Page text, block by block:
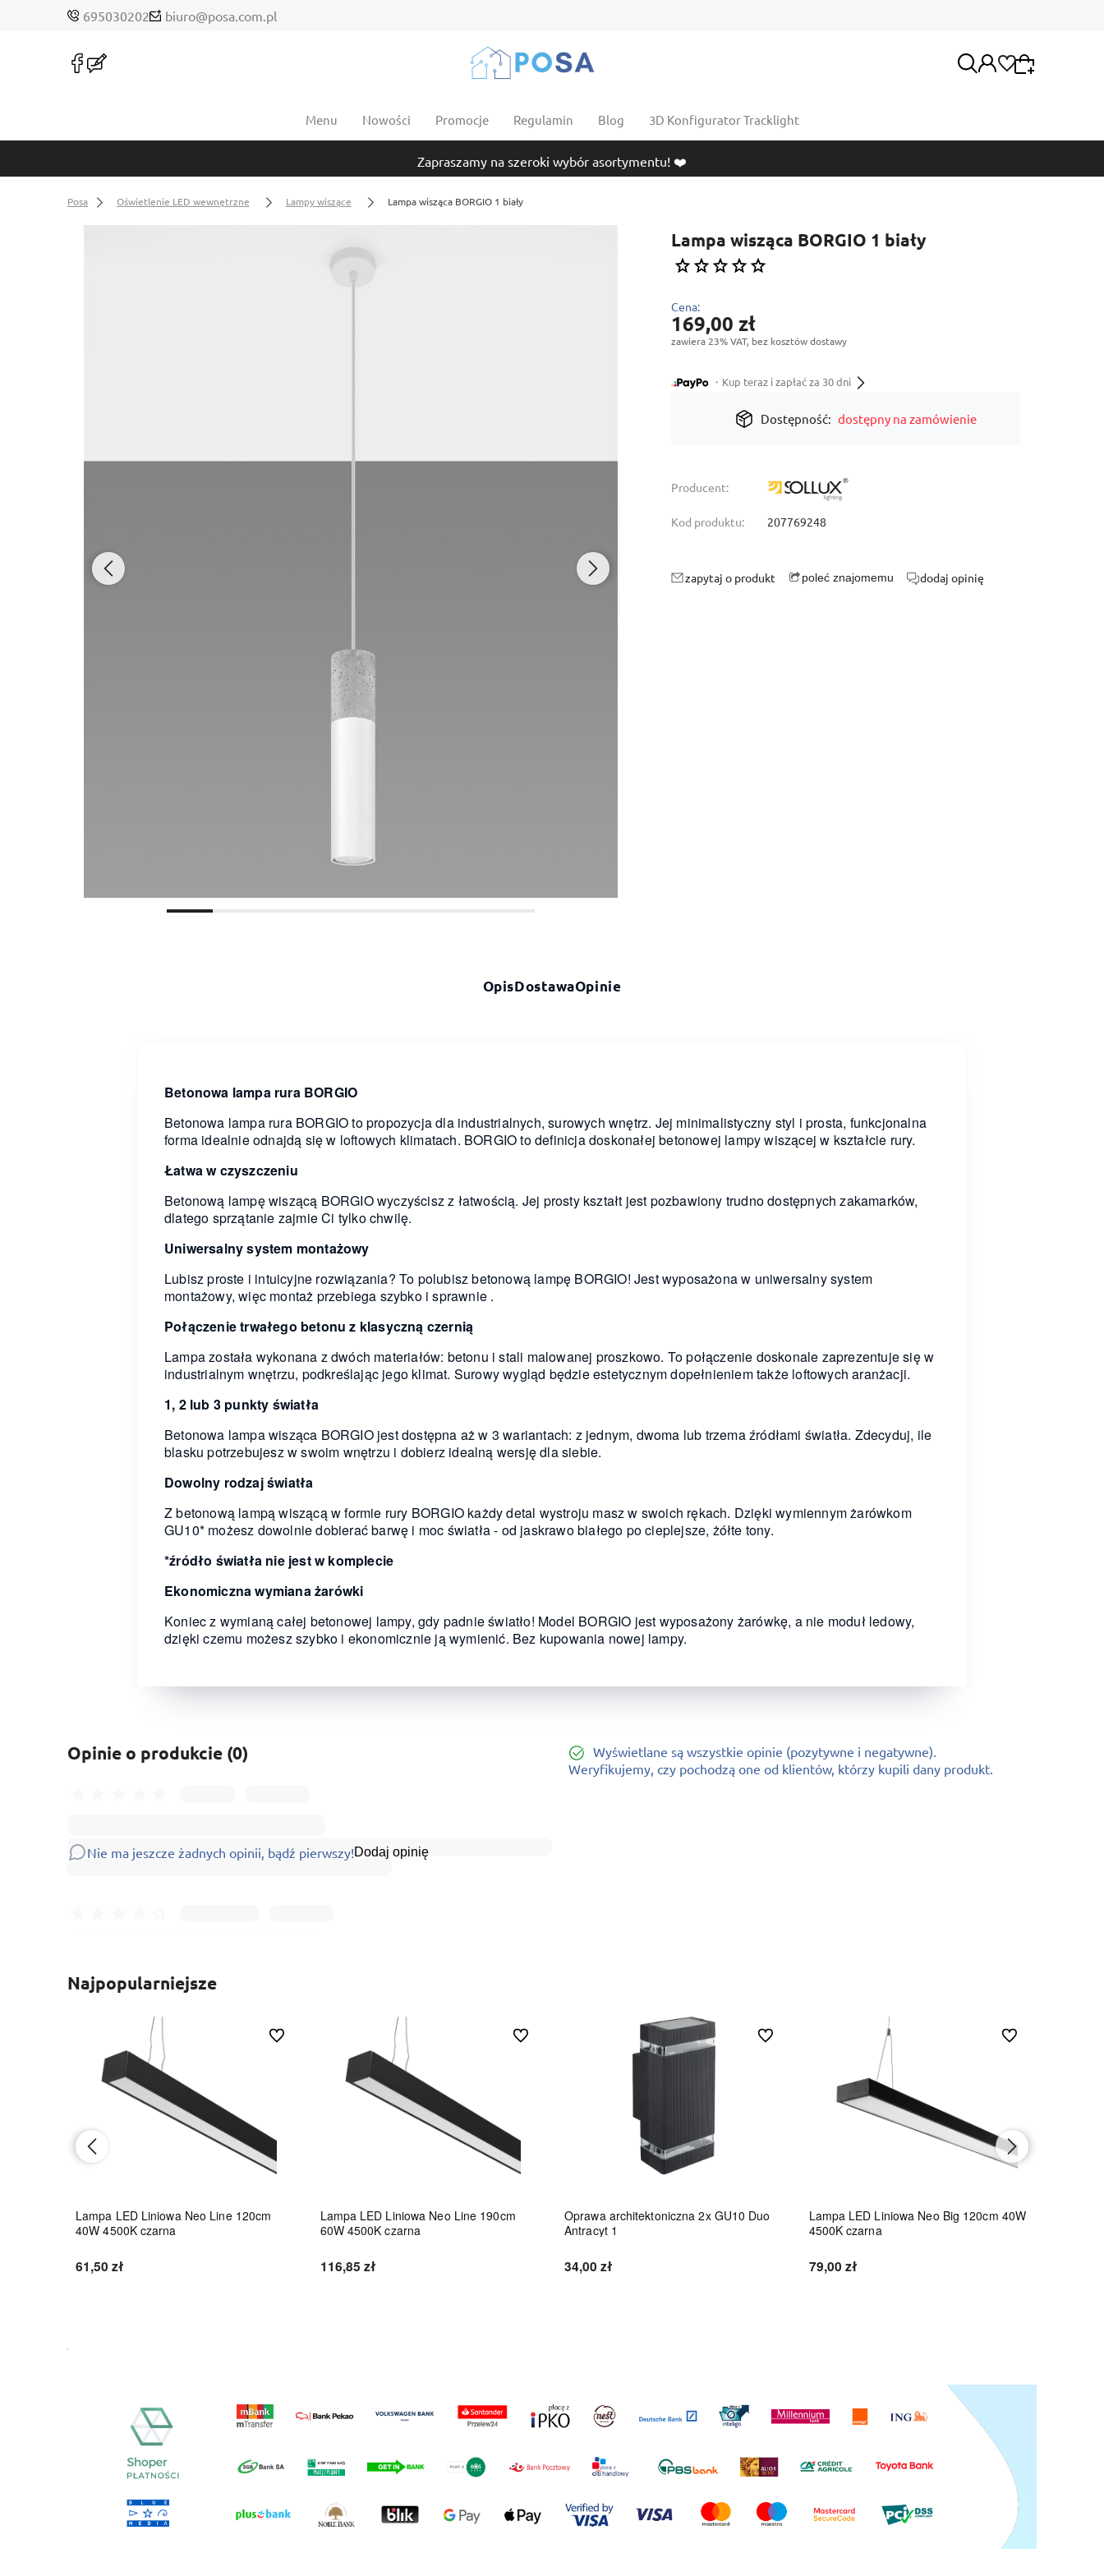
695030202 biuro@posa.com.pl
Menu Nowości Promocje Regulamin Blog 3D Konfigurator Tracklight
Zapraszamy na szeroki wybór asortymentu! ❤️
Posa Oświetlenie LED wewnętrzne Lampy wiszące Lampa wisząca BORGIO 1 biały
Lampa wisząca BORGIO 1 biały
Cena:
169,00 zł
zawiera 23% VAT, bez kosztów dostawy
・Kup teraz i zapłać za 30 dni
Dostępność: dostępny na zamówienie
Producent:
Kod produktu: 207769248
zapytaj o produkt poleć znajomemu dodaj opinię
OpisDostawaOpinie
Betonowa lampa rura BORGIO
Betonowa lampa rura BORGIO to propozycja dla industrialnych, surowych wnętrz. Jej minimalistyczny styl i prosta, funkcjonalna
forma idealnie odnajdą się w loftowych klimatach. BORGIO to definicja doskonałej betonowej lampy wiszącej w kształcie rury.
Łatwa w czyszczeniu
Betonową lampę wiszącą BORGIO wyczyścisz z łatwością. Jej prosty kształt jest pozbawiony trudno dostępnych zakamarków,
dlatego sprzątanie zajmie Ci tylko chwilę.
Uniwersalny system montażowy
Lubisz proste i intuicyjne rozwiązania? To polubisz betonową lampę BORGIO! Jest wyposażona w uniwersalny system
montażowy, więc montaż przebiega szybko i sprawnie .
Połączenie trwałego betonu z klasyczną czernią
Lampa została wykonana z dwóch materiałów: betonu i stali malowanej proszkowo. To połączenie doskonale zaprezentuje się w
industrialnym wnętrzu, podkreślając jego klimat. Surowy wygląd będzie estetycznym dopełnieniem także loftowych aranżacji.
1, 2 lub 3 punkty światła
Betonowa lampa wisząca BORGIO jest dostępna aż w 3 wariantach: z jednym, dwoma lub trzema źródłami światła. Zdecyduj, ile
blasku potrzebujesz w swoim wnętrzu i dobierz idealną wersję dla siebie.
Dowolny rodzaj światła
Z betonową lampą wiszącą w formie rury BORGIO każdy detal wystroju masz w swoich rękach. Dzięki wymiennym żarówkom
GU10* możesz dowolnie dobierać barwę i moc światła - od jaskrawo białego po cieplejsze, żółte tony.
*źródło światła nie jest w komplecie
Ekonomiczna wymiana żarówki
Koniec z wymianą całej betonowej lampy, gdy padnie światło! Model BORGIO jest wyposażony żarówkę, a nie moduł ledowy,
dzięki czemu możesz szybko i ekonomicznie ją wymienić. Bez kupowania nowej lampy.
Opinie o produkcie (0)
Nie ma jeszcze żadnych opinii, bądź pierwszy!Dodaj opinię
Wyświetlane są wszystkie opinie (pozytywne i negatywne).
Weryfikujemy, czy pochodzą one od klientów, którzy kupili dany produkt.
Najpopularniejsze
Lampa LED Liniowa Neo Line 120cm
40W 4500K czarna
61,50 zł
Do ulubionych
Lampa LED Liniowa Neo Line 190cm
60W 4500K czarna
116,85 zł
Do ulubionych
Oprawa architektoniczna 2x GU10 Duo
Antracyt 1
34,00 zł
Do ulubionych
Lampa LED Liniowa Neo Big 120cm 40W
4500K czarna
79,00 zł
Do ulubionych